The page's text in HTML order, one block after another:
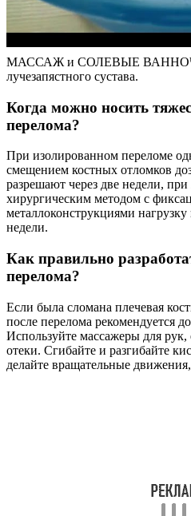
МАССАЖ и СОЛЕВЫЕ
лучезапястного сустава.
Когда можно носить
перелома?
При изолированном переломе
смещением костных отломков
разрешают через две недели,
хирургическим методом с
металлоконструкциями
недели.
Как правильно
перелома?
Если была сломана плечевая
после перелома рекомендуется
Используйте массажеры для
отеки. Сгибайте и разгибайте
делайте вращательные